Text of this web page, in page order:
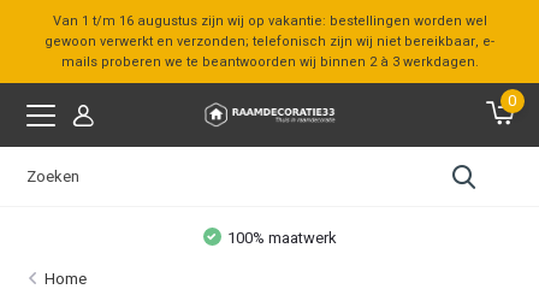
Van 1 t/m 16 augustus zijn wij op vakantie: bestellingen worden wel
gewoon verwerkt en verzonden; telefonisch zijn wij niet bereikbaar, e-
mails proberen we te beantwoorden wij binnen 2 à 3 werkdagen.
0
100% maatwerk
Home